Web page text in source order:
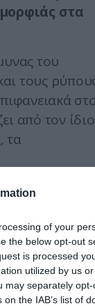
of your
the below opt-out
is processed
utilized by us
may separately
the IAB’s list of
στα
του
τους
από τον ίδιο
τα
επιδερμίδας
για
τα
ρυτίδων,
που